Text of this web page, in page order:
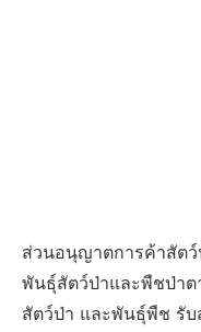
ส่วนอนุญาตการค้าสัตว์
พันธุ์สัตว์ป่าและพืชป่า
สัตว์ป่า และพันธุ์พืช รับ